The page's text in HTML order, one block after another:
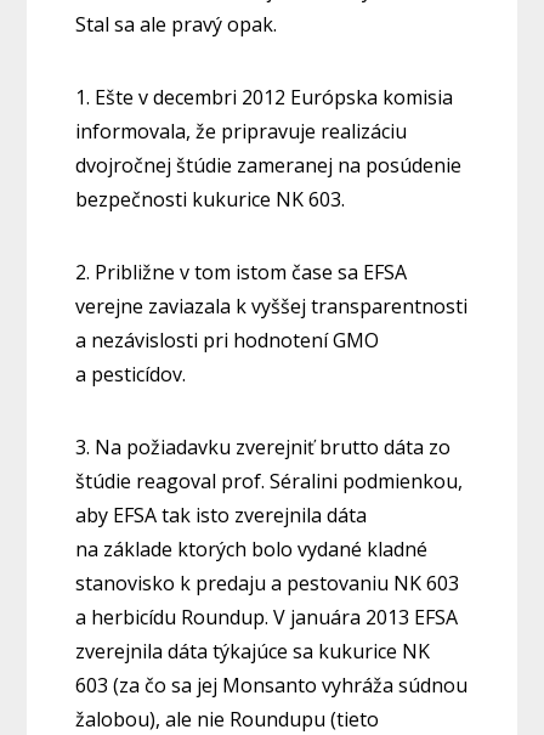
Stal sa ale pravý opak.
1. Ešte v decembri 2012 Európska komisia
informovala, že pripravuje realizáciu
dvojročnej štúdie zameranej na posúdenie
bezpečnosti kukurice NK 603.
2. Približne v tom istom čase sa EFSA
verejne zaviazala k vyššej transparentnosti
a nezávislosti pri hodnotení GMO
a pesticídov.
3. Na požiadavku zverejniť brutto dáta zo
štúdie reagoval prof. Séralini podmienkou,
aby EFSA tak isto zverejnila dáta
na základe ktorých bolo vydané kladné
stanovisko k predaju a pestovaniu NK 603
a herbicídu Roundup. V januára 2013 EFSA
zverejnila dáta týkajúce sa kukurice NK
603 (za čo sa jej Monsanto vyhráža súdnou
žalobou), ale nie Roundupu (tieto